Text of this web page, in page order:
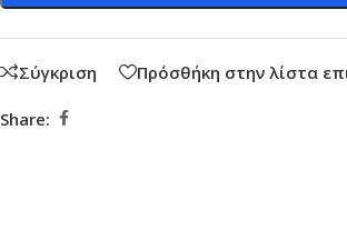
Σύγκριση Πρόσθήκη στην λίστα
Share: